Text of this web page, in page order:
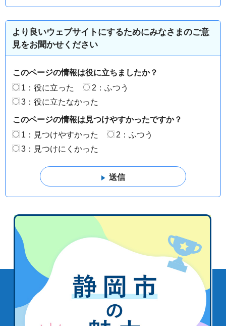
より良いウェブサイトにするためにみなさまのご意
見をお聞かせください
このページの情報は役に立ちましたか？
1：役に立った
2：ふつう
3：役に立たなかった
このページの情報は見つけやすかったですか？
1：見つけやすかった
2：ふつう
3：見つけにくかった